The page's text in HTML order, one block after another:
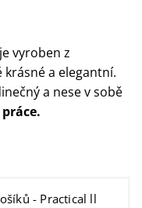
vyroben z
krásné a elegantní.
a nese v sobě
- Practical ll